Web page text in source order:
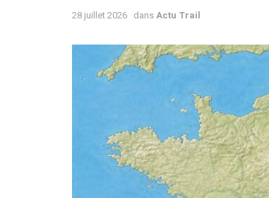
28 juillet 2026 dansActu Trail